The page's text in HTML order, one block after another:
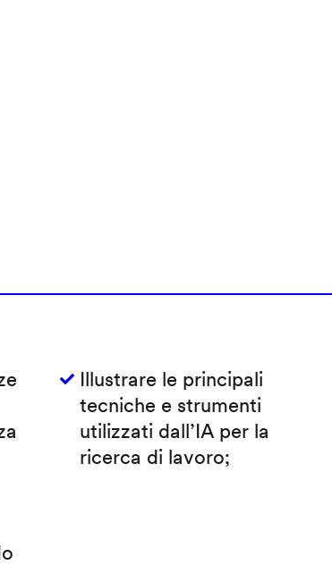
Illustrare le principali
tecniche e strumenti
utilizzati dall’IA per la
ricerca di lavoro;